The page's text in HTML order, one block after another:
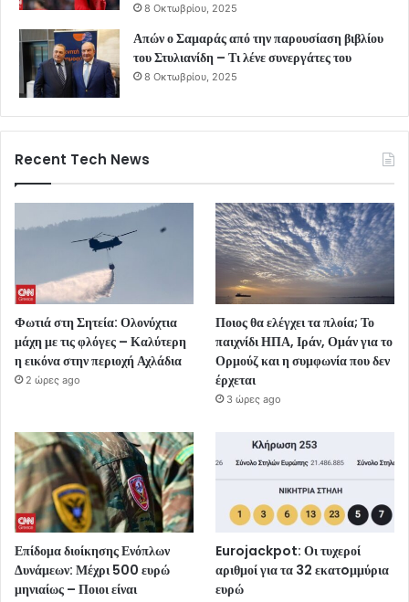
8 Οκτωβρίου, 2025
Απών ο Σαμαράς από την παρουσίαση βιβλίου
του Στυλιανίδη – Τι λένε συνεργάτες του
8 Οκτωβρίου, 2025
Recent Tech News
Φωτιά στη Σητεία: Ολονύχτια
μάχη με τις φλόγες – Καλύτερη
η εικόνα στην περιοχή Αχλάδια
2 ώρες ago
Ποιος θα ελέγχει τα πλοία; Το
παιχνίδι ΗΠΑ, Ιράν, Ομάν για το
Ορμούζ και η συμφωνία που δεν
έρχεται
3 ώρες ago
Επίδομα διοίκησης Ενόπλων
Δυνάμεων: Μέχρι 500 ευρώ
μηνιαίως – Ποιοι είναι
Eurojackpot: Οι τυχεροί
αριθμοί για τα 32 εκατoμμύρια
ευρώ